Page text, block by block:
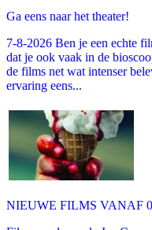
Ga eens naar het theater!
7-8-2026 Ben je een echte
dat je ook vaak in de
de films net wat intenser
ervaring eens...
NIEUWE FILMS VANAF